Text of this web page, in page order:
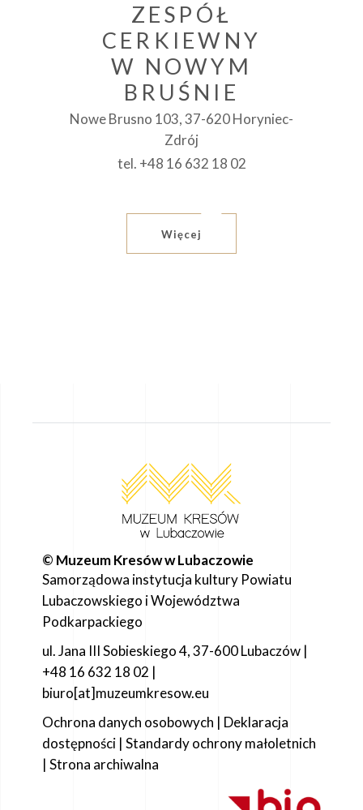
ZESPÓŁ
CERKIEWNY
W NOWYM
BRUŚNIE
Nowe Brusno 103, 37-620 Horyniec-
Zdrój
tel. +48 16 632 18 02
Więcej
© Muzeum Kresów w Lubaczowie
Samorządowa instytucja kultury Powiatu
Lubaczowskiego i Województwa
Podkarpackiego
ul. Jana III Sobieskiego 4, 37-600 Lubaczów |
+48 16 632 18 02 |
biuro[at]muzeumkresow.eu
Ochrona danych osobowych | Deklaracja
dostępności | Standardy ochrony małoletnich
| Strona archiwalna